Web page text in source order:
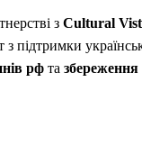
з Cultural
підтримки
рф та збереження